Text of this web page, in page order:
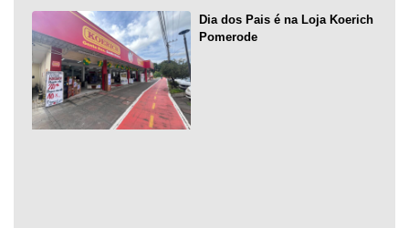
Dia dos Pais é na Loja Koerich
Pomerode